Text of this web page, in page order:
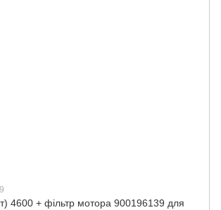
4600 + фільтр мотора 900196139 для